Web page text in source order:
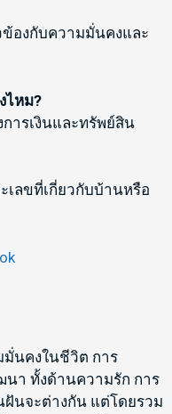
ข้องกับความมั่นคงและ
ไหม?
ารเงินและทรัพย์สิน
เลขที่เกี่ยวกับบ้านหรือ
นคงในชีวิต การ
า ทั้งด้านความรัก การ
ฝันจะต่างกัน แต่โดยรวม